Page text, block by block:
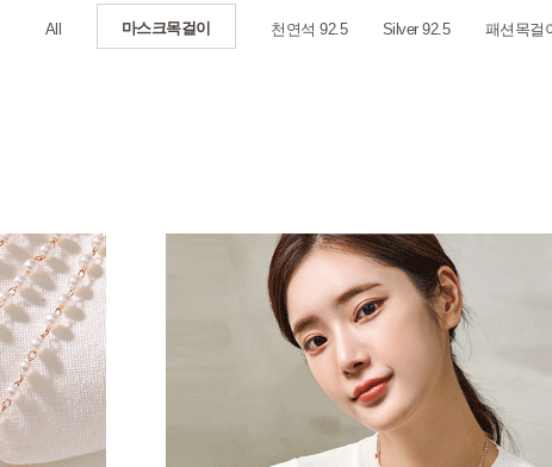
All 마스크목걸이 천연석 92.5 Silver 92.5 패션목걸